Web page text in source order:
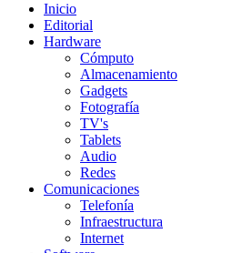
Inicio
Editorial
Hardware
Cómputo
Almacenamiento
Gadgets
Fotografía
TV's
Tablets
Audio
Redes
Comunicaciones
Telefonía
Infraestructura
Internet